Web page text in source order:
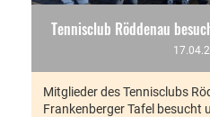
Tennisclub Röddenau
Mitglieder des Tennisclubs
Frankenberger Tafel besucht